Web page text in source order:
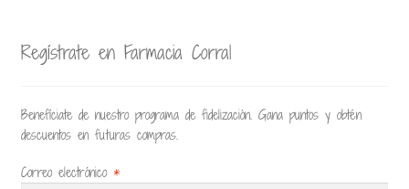
Regístrate en Farmacia Corral
Benefíciate de nuestro programa de fidelización. Gana puntos y obtén
descuentos en futuras compras.
Correo electrónico *